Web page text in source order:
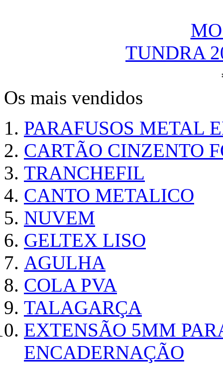
TUNDRA
Os mais vendidos
PARAFUSOS METAL
CARTÃO CINZENTO
TRANCHEFIL
CANTO METALICO
NUVEM
GELTEX LISO
AGULHA
COLA PVA
TALAGARÇA
EXTENSÃO 5MM
ENCADERNAÇÃO